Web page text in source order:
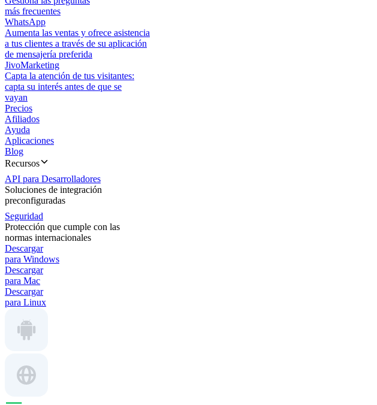
más frecuentes
WhatsApp
Aumenta las ventas y ofrece asistencia
a tus clientes a través de su aplicación
de mensajería preferida
JivoMarketing
Capta la atención de tus visitantes:
capta su interés antes de que se
vayan
Precios
Afiliados
Ayuda
Aplicaciones
Blog
Recursos
API para Desarrolladores
Soluciones de integración
preconfiguradas
Seguridad
Protección que cumple con las
normas internacionales
Descargar
para Windows
Descargar
para Mac
Descargar
para Linux